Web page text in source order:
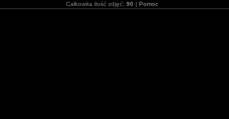
Całkowita ilość zdjęć: 90 | Pomoc